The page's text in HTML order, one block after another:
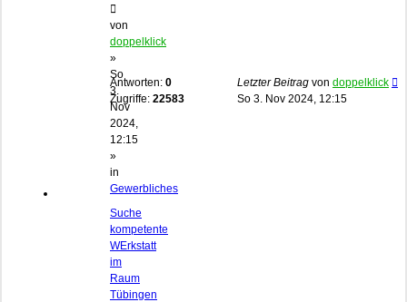
von
doppelklick
»
So
3.
Nov
2024,
12:15
»
in
Gewerbliches
Antworten: 0
Zugriffe: 22583
Letzter Beitrag von doppelklick
So 3. Nov 2024, 12:15
Suche
kompetente
WErkstatt
im
Raum
Tübingen